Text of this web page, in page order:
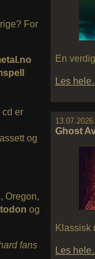
En
Les
13.07.2026:
Ghost
Klassisk
Les
For
cd er
og
Oregon,
og
fans